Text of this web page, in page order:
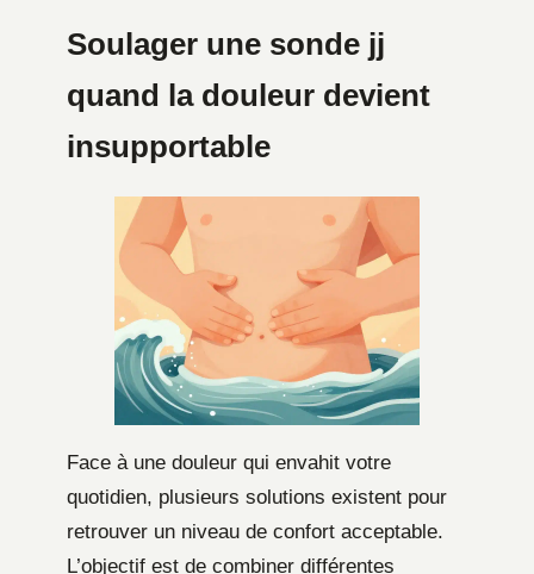
Soulager une sonde jj
quand la douleur devient
insupportable
Face à une douleur qui envahit votre
quotidien, plusieurs solutions existent pour
retrouver un niveau de confort acceptable.
L’objectif est de combiner différentes